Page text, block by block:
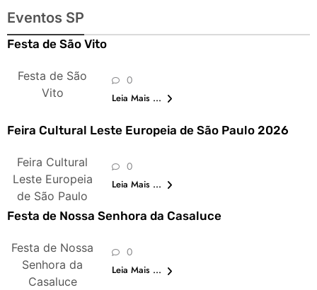
Eventos SP
Festa de São Vito
Festa de São
Vito
0
Leia Mais ...
Feira Cultural Leste Europeia de São Paulo 2026
Feira Cultural
Leste Europeia
de São Paulo
0
Leia Mais ...
Festa de Nossa Senhora da Casaluce
Festa de Nossa
Senhora da
Casaluce
0
Leia Mais ...